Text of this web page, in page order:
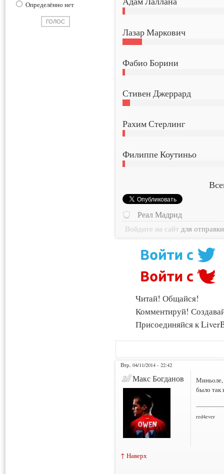
Определённо нет
Лазар Маркович
Фабио Борини
Стивен Джеррард
Рахим Стерлинг
Филиппе Коутиньо
Реал Мадрид
Войдите на сайт для
Читай! Общайся!
Комментируй!
Присоединяйся к
Втр, 04/11/2014 - 22:42
Макс Богданов
Миньоле,
было так
red4ever
↑ Наверх